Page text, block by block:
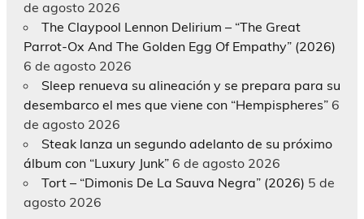
de agosto 2026
The Claypool Lennon Delirium – “The Great
Parrot-Ox And The Golden Egg Of Empathy” (2026)
6 de agosto 2026
Sleep renueva su alineación y se prepara para su
desembarco el mes que viene con “Hempispheres” 6
de agosto 2026
Steak lanza un segundo adelanto de su próximo
álbum con “Luxury Junk” 6 de agosto 2026
Tort – “Dimonis De La Sauva Negra” (2026) 5 de
agosto 2026